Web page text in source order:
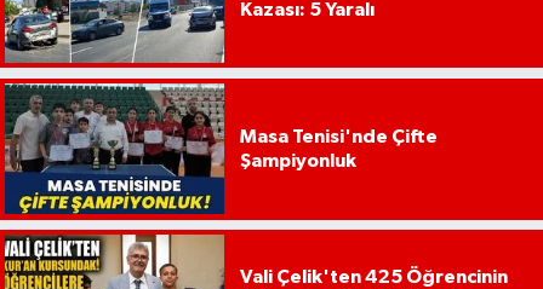
Kazası: 5 Yaralı
Masa Tenisi'nde Çifte
Şampiyonluk
Vali Çelik'ten 425 Öğrencinin